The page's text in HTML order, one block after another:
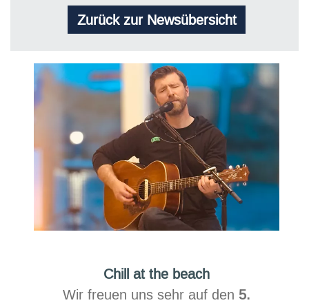
Zurück zur Newsübersicht
Chill at the beach
Wir freuen uns sehr auf den 5.